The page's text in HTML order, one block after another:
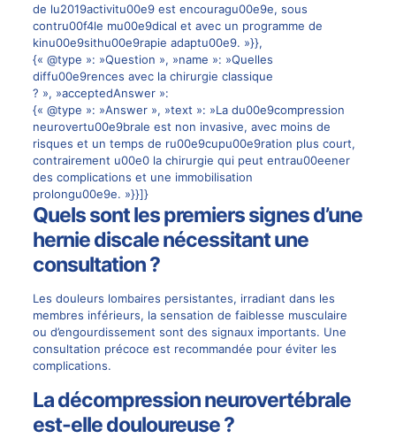
de lu2019activitu00e9 est encouragu00e9e, sous
contru00f4le mu00e9dical et avec un programme de
kinu00e9sithu00e9rapie adaptu00e9. »}},
{« @type »: »Question », »name »: »Quelles
diffu00e9rences avec la chirurgie classique
? », »acceptedAnswer »:
{« @type »: »Answer », »text »: »La du00e9compression
neurovertu00e9brale est non invasive, avec moins de
risques et un temps de ru00e9cupu00e9ration plus court,
contrairement u00e0 la chirurgie qui peut entrau00eener
des complications et une immobilisation
prolongu00e9e. »}}]}
Quels sont les premiers signes d’une
hernie discale nécessitant une
consultation ?
Les douleurs lombaires persistantes, irradiant dans les
membres inférieurs, la sensation de faiblesse musculaire
ou d’engourdissement sont des signaux importants. Une
consultation précoce est recommandée pour éviter les
complications.
La décompression neurovertébrale
est-elle douloureuse ?